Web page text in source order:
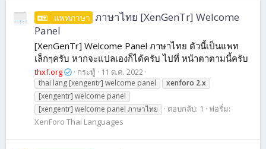
แพทภาษา ภาษาไทย [XenGenTr] Welcome
Panel
[XenGenTr] Welcome Panel ภาษาไทย ตัวนี้เป็นแพท
เล็กๆครับ หากจะแปลเองก็ได้ครับ ไปที่ หน้าตาตามนี้ครับ
thxf.org กระทู้ 11 ต.ค. 2022
thai lang [xengentr] welcome panel xenforo 2.x
[xengentr] welcome panel
[xengentr] welcome panel ภาษาไทย
ตอบกลับ: 1
ฟอรั่ม:
XenForo Thai Languages